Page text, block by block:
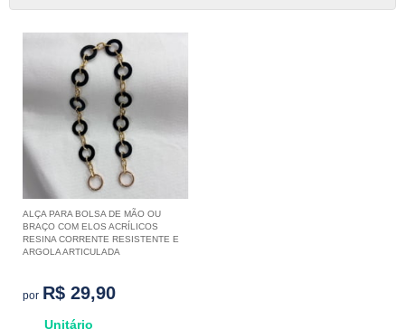
ALÇA PARA BOLSA DE MÃO OU
BRAÇO COM ELOS ACRÍLICOS
RESINA CORRENTE RESISTENTE E
ARGOLA ARTICULADA
por R$ 29,90
Unitário